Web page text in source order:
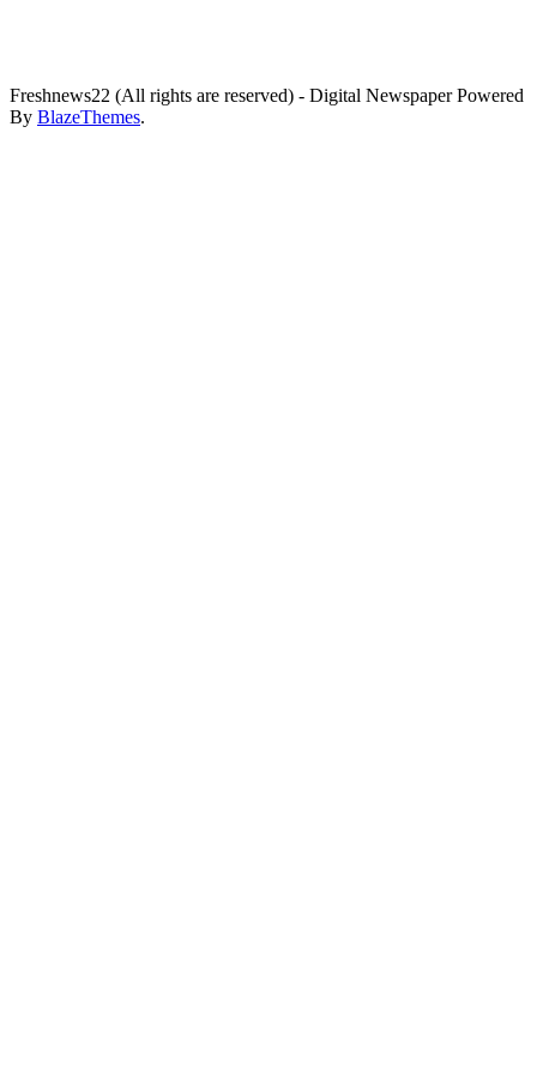
Freshnews22 (All rights are reserved) - Digital Newspaper Powered
By BlazeThemes.